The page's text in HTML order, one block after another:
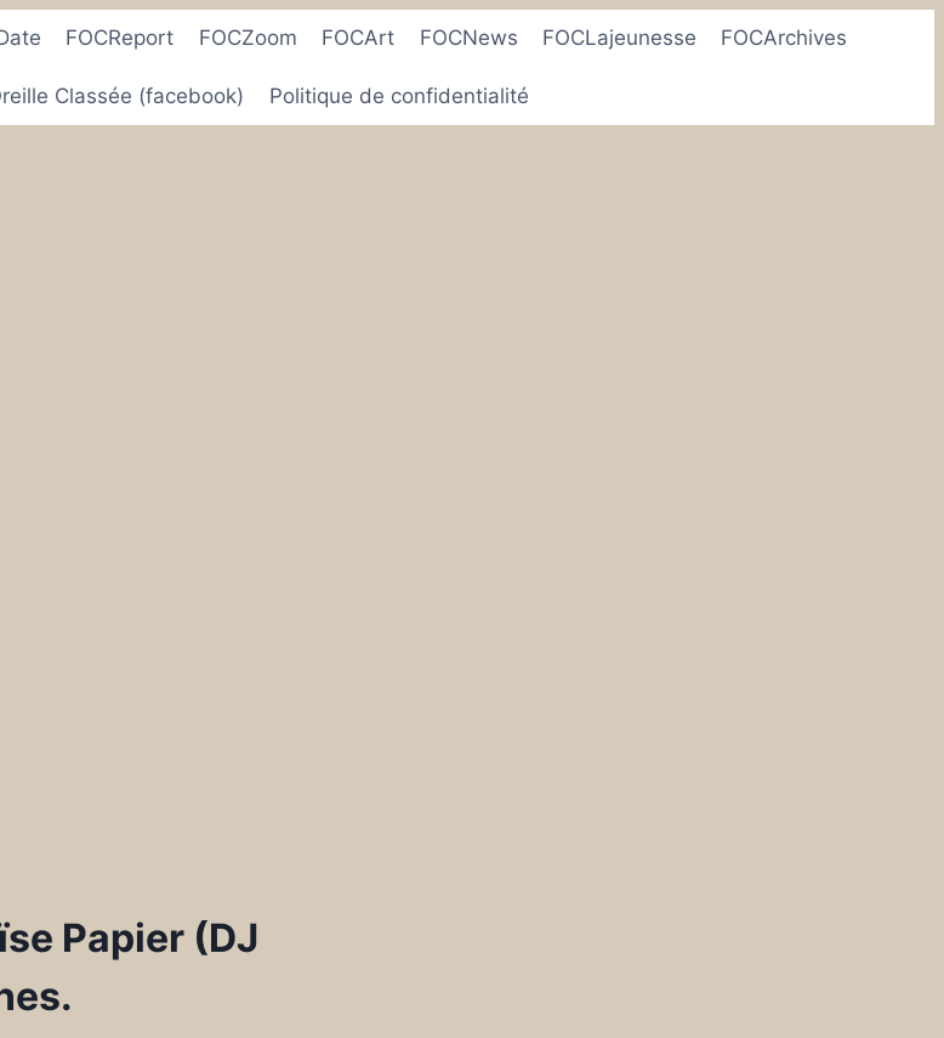
FOCReport FOCZoom FOCArt FOCNews FOCLajeunesse FOCArchives
Classée (facebook) Politique de confidentialité
Papier (DJ